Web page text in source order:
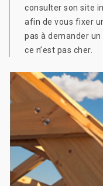
consulter son site
afin de vous fixer
pas à demander
ce n’est pas cher.